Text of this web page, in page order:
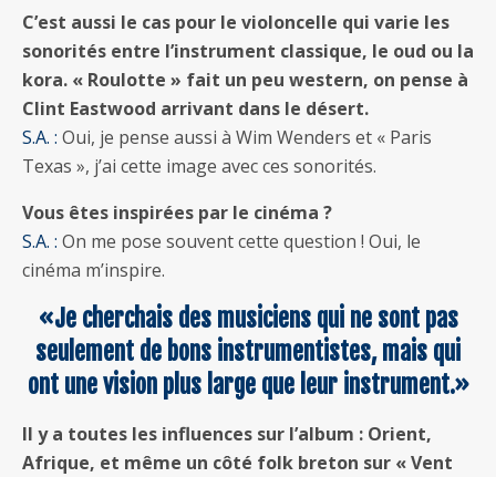
C’est aussi le cas pour le violoncelle qui varie les
sonorités entre l’instrument classique, le oud ou la
kora. « Roulotte » fait un peu western, on pense à
Clint Eastwood arrivant dans le désert.
S.A. : Oui, je pense aussi à Wim Wenders et « Paris
Texas », j’ai cette image avec ces sonorités.
Vous êtes inspirées par le cinéma ?
S.A. : On me pose souvent cette question ! Oui, le
cinéma m’inspire.
«Je cherchais des musiciens qui ne sont pas
seulement de bons instrumentistes, mais qui
ont une vision plus large que leur instrument.»
Il y a toutes les influences sur l’album : Orient,
Afrique, et même un côté folk breton sur « Vent